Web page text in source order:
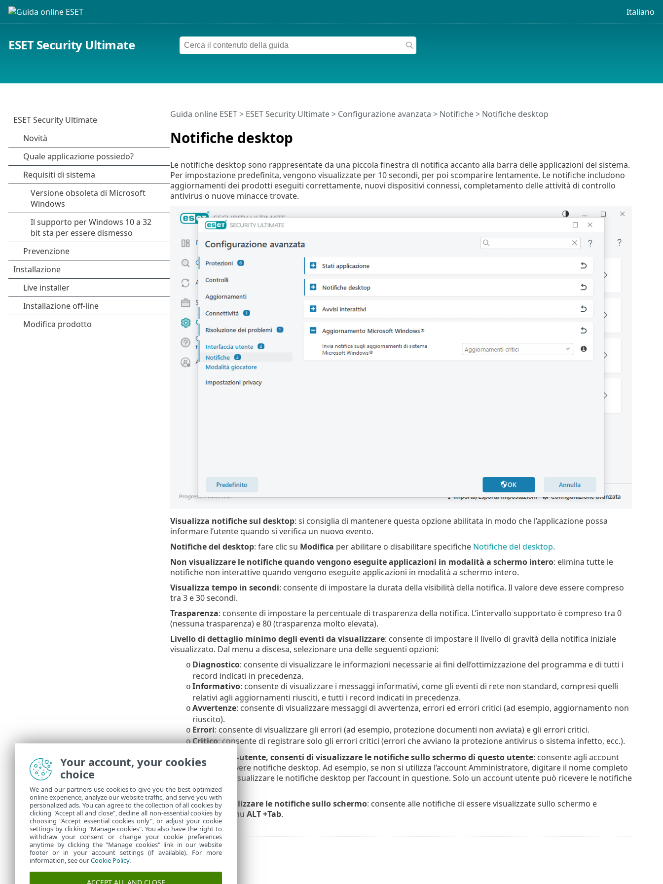
Italiano
ESET Security Ultimate
Notifiche desktop
Guida online ESET> ESET Security Ultimate> Configurazione avanzata > Notifiche> Notifiche desktop
Le notifiche desktop sono rappresentate da una piccola finestra di notifica accanto alla barra delle applicazioni del sistema.
Per impostazione predefinita, vengono visualizzate per 10 secondi, per poi scomparire lentamente. Le notifiche includono
aggiornamenti dei prodotti eseguiti correttamente, nuovi dispositivi connessi, completamento delle attività di controllo
antivirus o nuove minacce trovate.
Visualizza notifiche sul desktop: si consiglia di mantenere questa opzione abilitata in modo che l’applicazione possa
informare l’utente quando si verifica un nuovo evento.
Notifiche del desktop: fare clic su Modifica per abilitare o disabilitare specifiche Notifiche del desktop.
Non visualizzare le notifiche quando vengono eseguite applicazioni in modalità a schermo intero: elimina tutte le
notifiche non interattive quando vengono eseguite applicazioni in modalità a schermo intero.
Visualizza tempo in secondi: consente di impostare la durata della visibilità della notifica. Il valore deve essere compreso
tra 3 e 30 secondi.
Trasparenza: consente di impostare la percentuale di trasparenza della notifica. L’intervallo supportato è compreso tra 0
(nessuna trasparenza) e 80 (trasparenza molto elevata).
Livello di dettaglio minimo degli eventi da visualizzare: consente di impostare il livello di gravità della notifica iniziale
visualizzato. Dal menu a discesa, selezionare una delle seguenti opzioni:
o Diagnostico: consente di visualizzare le informazioni necessarie ai fini dell’ottimizzazione del programma e di tutti i
record indicati in precedenza.
o Informativo: consente di visualizzare i messaggi informativi, come gli eventi di rete non standard, compresi quelli
relativi agli aggiornamenti riusciti, e tutti i record indicati in precedenza.
o Avvertenze: consente di visualizzare messaggi di avvertenza, errori ed errori critici (ad esempio, aggiornamento non
riuscito).
o Errori: consente di visualizzare gli errori (ad esempio, protezione documenti non avviata) e gli errori critici.
oCritico: consente di registrare solo gli errori critici (errori che avviano la protezione antivirus o sistema infetto, ecc.).
Sui sistemi multi-utente, consenti di visualizzare le notifiche sullo schermo di questo utente: consente agli account
selezionati di ricevere notifiche desktop. Ad esempio, se non si utilizza l’account Amministratore, digitare il nome completo
dell’account per visualizzare le notifiche desktop per l’account in questione. Solo un account utente può ricevere le notifiche
desktop.
Consenti di visualizzare le notifiche sullo schermo: consente alle notifiche di essere visualizzate sullo schermo e
accessibili nel menu ALT +Tab.
Your account, your cookies
choice
We and our partners use cookies to give you the best optimized
online experience, analyze our website traffic, and serve you with
personalized ads. You can agree to the collection of all cookies by
clicking "Accept all and close", decline all non-essential cookies by
choosing "Accept essential cookies only", or adjust your cookie
settings by clicking "Manage cookies". You also have the right to
withdraw your consent or change your cookie preferences
anytime by clicking the "Manage cookies" link in our website
footer or in your account settings (if available). For more
information, see ourCookie Policy.